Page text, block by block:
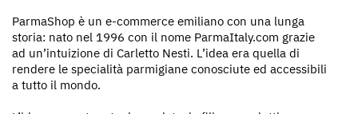
ParmaShop è un e-commerce emiliano con una lunga
storia: nato nel 1996 con il nome ParmaItaly.com grazie
ad un’intuizione di Carletto Nesti. L’idea era quella di
rendere le specialità parmigiane conosciute ed accessibili
a tutto il mondo.